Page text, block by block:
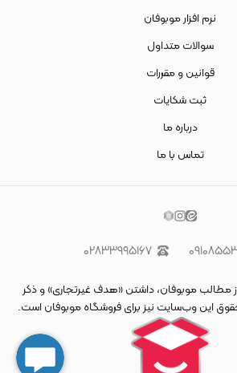
نرم افزار موبوفان
سوالات متداول
قوانین و مقررات
ثبت شکایات
درباره ما
تماس با ما
۰۲۸۳۳۹۹۵۱۶۷
از مطالب موبوفان، داشتن «هدف غیرتجاری» و ذکر
اين وب‌سايت نیز برای فروشگاه موبوفان است.